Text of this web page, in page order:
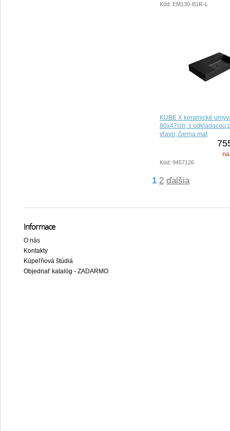
Kód: EM130-B1R-L
KUBE X keramické
80x47cm, s odkladacou
vľavo, čierna mat
Kód: 9457126
1 2 ďalšia
Informace
O nás
Kontakty
Kúpeľňová štúdiá
Objednať katalóg - ZADARMO